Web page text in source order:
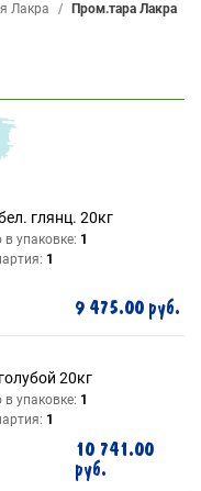
Лакра Пром.тара Лакра
глянц. 20кг
в упаковке: 1
1
9 475.00 руб.
20кг
в упаковке: 1
1
10 741.00
руб.